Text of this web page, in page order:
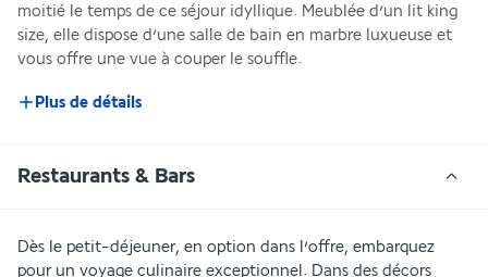
moitié le temps de ce séjour idyllique. Meublée d’un lit king
size, elle dispose d’une salle de bain en marbre luxueuse et
vous offre une vue à couper le souffle.
Plus de détails
Restaurants & Bars
Dès le petit-déjeuner, en option dans l’offre, embarquez
pour un voyage culinaire exceptionnel. Dans des décors